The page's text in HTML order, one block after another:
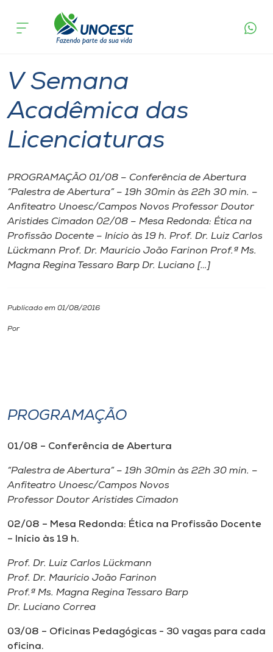
Cursos
Pesquisa
Atendimento ao Estudante
Portal de Ensino
A
Internacionalização
CPA
Biblioteca
Editora
Rádio
Unoesc
Store
acontece
V Semana
Acadêmica das
Licenciaturas
PROGRAMAÇÃO 01/08 – Conferência de Abertura
“Palestra de Abertura” – 19h 30min às 22h 30 min. –
Anfiteatro Unoesc/Campos Novos Professor Doutor
Aristides Cimadon 02/08 – Mesa Redonda: Ética na
Profissão Docente – Início às 19 h. Prof. Dr. Luiz Carlos
Lückmann Prof. Dr. Maurício João Farinon Prof.ª Ms.
Magna Regina Tessaro Barp Dr. Luciano […]
Publicado em 01/08/2016
Por
PROGRAMAÇÃO
01/08 – Conferência de Abertura
“Palestra de Abertura” – 19h 30min às 22h 30 min. –
Anfiteatro Unoesc/Campos Novos
Professor Doutor Aristides Cimadon
02/08 – Mesa Redonda: Ética na Profissão Docente
– Início às 19 h.
Prof. Dr. Luiz Carlos Lückmann
Prof. Dr. Maurício João Farinon
Prof.ª Ms. Magna Regina Tessaro Barp
Dr. Luciano Correa
03/08 – Oficinas Pedagógicas - 30 vagas para cada
oficina.